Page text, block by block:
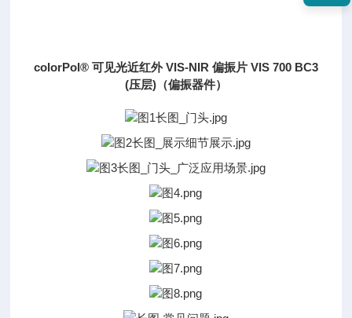
colorPol® 可见光近红外 VIS-NIR 偏振片 VIS 700 BC3
(压层)（偏振器件）